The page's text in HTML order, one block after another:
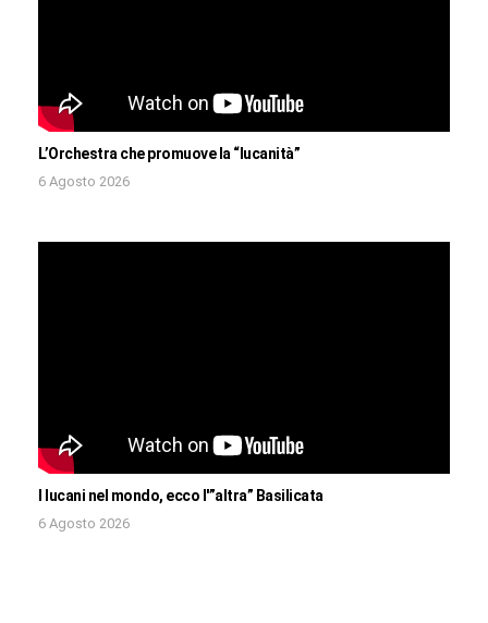
L’Orchestra che promuove la “lucanità”
6 Agosto 2026
I lucani nel mondo, ecco l'”altra” Basilicata
6 Agosto 2026